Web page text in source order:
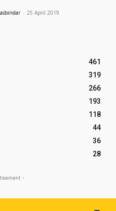
- 25 April 2019
461
319
266
193
118
44
36
28
-